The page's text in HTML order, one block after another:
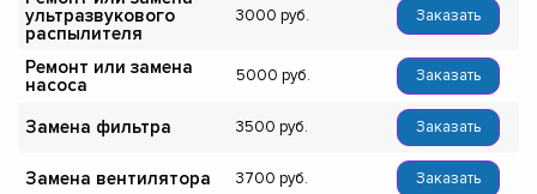
ультразвукового
распылителя
3000 Заказать
Ремонт или замена
насоса
5000 Заказать
Замена фильтра 3500 Заказать
Замена вентилятора 3700 Заказать